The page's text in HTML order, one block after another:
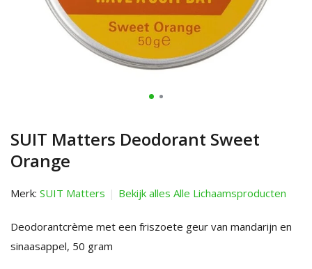
SUIT Matters Deodorant Sweet
Orange
Merk: SUIT Matters Bekijk alles Alle Lichaamsproducten
Deodorantcrème met een friszoete geur van mandarijn en
sinaasappel, 50 gram